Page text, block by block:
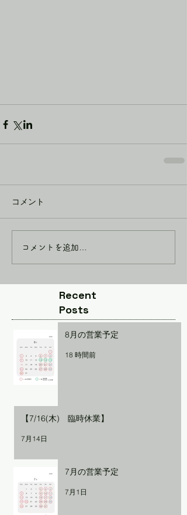
コメント
コメントを追加…
Recent
Posts
8月の営業予定
18 時間前
【7/16(木) 臨時休業】
7月14日
7月の営業予定
7月1日